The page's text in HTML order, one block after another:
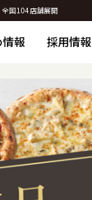
国104店舗展開
報 採用情報